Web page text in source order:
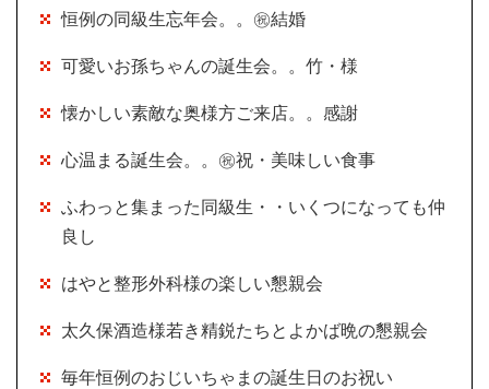
恒例の同級生忘年会。。㊗結婚
可愛いお孫ちゃんの誕生会。。竹・様
懐かしい素敵な奥様方ご来店。。感謝
心温まる誕生会。。㊗祝・美味しい食事
ふわっと集まった同級生・・いくつになっても仲
良し
はやと整形外科様の楽しい懇親会
太久保酒造様若き精鋭たちとよかば晩の懇親会
毎年恒例のおじいちゃまの誕生日のお祝い